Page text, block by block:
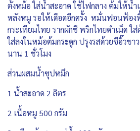
ตั้งหม้อ ใส่น้ำสะอาด ใช้ไฟกลาง ต้มให้น้ำ
หลังหมู รอให้เดือดอีกครั้ง หมั่นฟอนฟ้อง
กระเทียมไทย รากผักชี พริกไทยดำเม็ด ใ
ใส่ลงในหม้อต้มกระดูก ปรุงรสด้วยซีอิ๊วขา
นาน 1 ชั่วโมง
ส่วนผสมน้ำซุปหมึก
1 น้ำสะอาด 2 ลิตร
2 เนื้อหมู 500 กรัม